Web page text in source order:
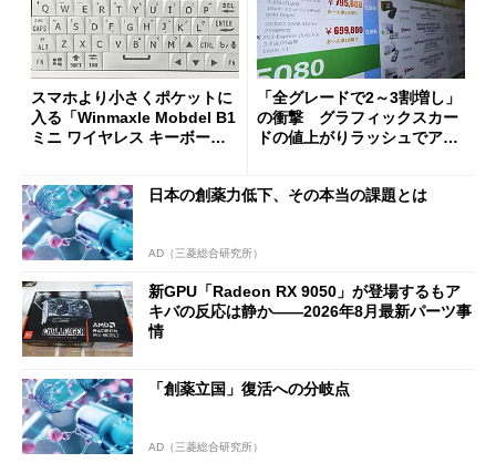
スマホより小さくポケットに
入る「Winmaxle Mobdel B1
ミニ ワイヤレス キーボー
「全グレードで2～3割増し」
の衝撃 グラフィックスカー
ドの値上がりラッシュでアキ
日本の創薬力低下、その本当の課題とは
AD（三菱総合研究所）
新GPU「Radeon RX 9050」が登場するもア
キバの反応は静か――2026年8月最新パーツ事
情
「創薬立国」復活への分岐点
AD（三菱総合研究所）